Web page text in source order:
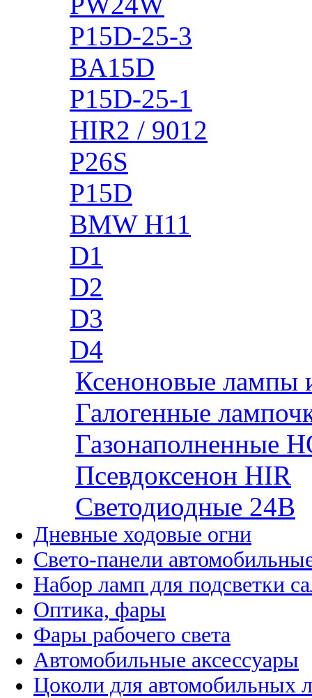
P15D-25-3
BA15D
P15D-25-1
HIR2 / 9012
P26S
P15D
BMW H11
D1
D2
D3
D4
Ксеноновые лампы
Галогенные
Газонаполненные
Псевдоксенон HIR
Cветодиодные 24B
Дневные ходовые огни
Свето-панели
Набор ламп для подсветки
Оптика, фары
Фары рабочего света
Автомобильные аксессуары
Цоколи для автомобильных